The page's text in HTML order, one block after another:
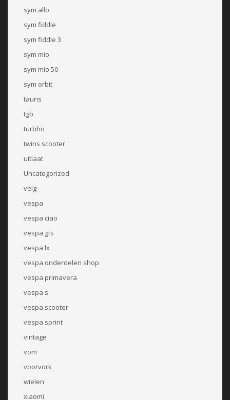
sym allo
sym fiddle
sym fiddle 3
sym mio
sym mio 50
sym orbit
tauris
tgb
turbho
twins scooter
uitlaat
Uncategorized
velg
vespa
vespa ciao
vespa gts
vespa lx
vespa onderdelen shop
vespa primavera
vespa s
vespa scooter
vespa sprint
vintage
vom
voorvork
wielen
xiaomi